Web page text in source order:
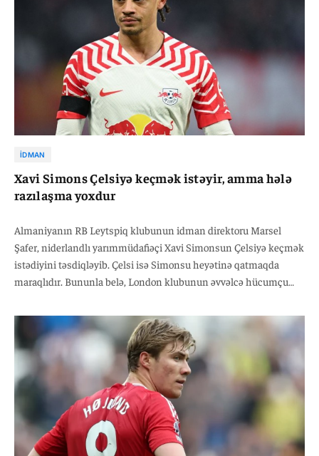
İDMAN
Xavi Simons Çelsiyə keçmək istəyir, amma hələ
razılaşma yoxdur
Almaniyanın RB Leytspiq klubunun idman direktoru Marsel
Şafer, niderlandlı yarımmüdafiəçi Xavi Simonsun Çelsiyə keçmək
istədiyini təsdiqləyib. Çelsi isə Simonsu heyətinə qatmaqda
maraqlıdır. Bununla belə, London klubunun əvvəlcə hücumçu
futbolçunun transferi çətinliklərlə üzləşib.